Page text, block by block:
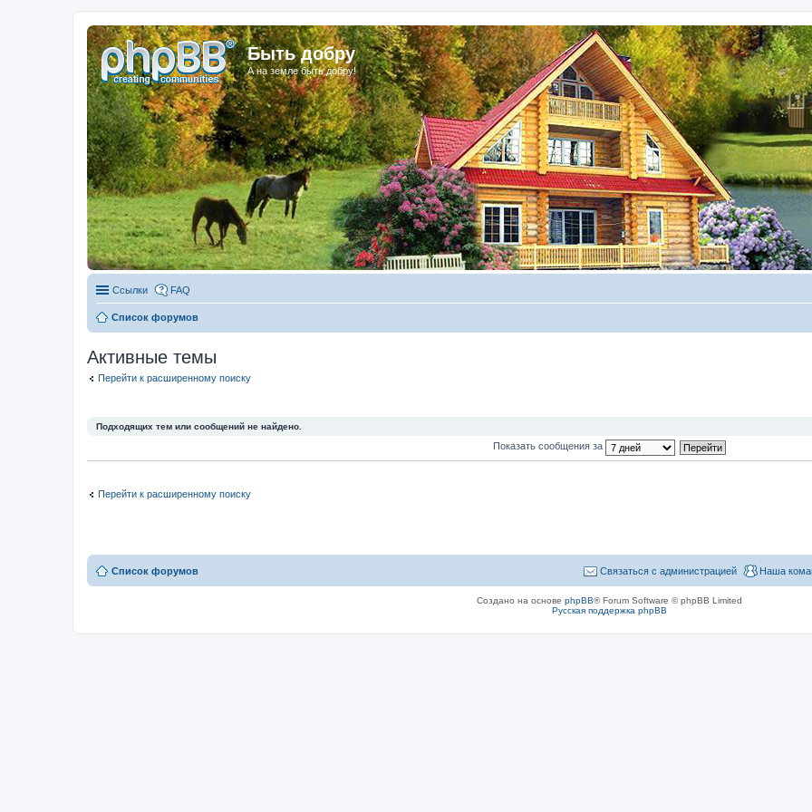
Быть добру
А на земле быть добру!
Ссылки FAQ
Список форумов
Активные темы
Перейти к расширенному поиску
Подходящих тем или сообщений не найдено.
Показать сообщения за
Перейти к расширенному поиску
Список форумов Наша
Связаться с администрацией
Создано на основе phpBB® Forum Software © phpBB Limited
Русская поддержка phpBB